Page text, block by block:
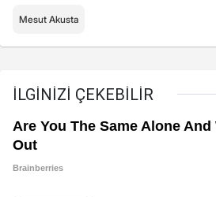
Mesut Akusta